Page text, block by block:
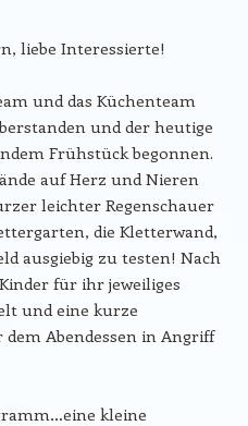
liebe Interessierte!
und das Küchenteam
und der heutige
Frühstück begonnen.
auf Herz und Nieren
leichter Regenschauer
die Kletterwand,
ausgiebig zu testen! Nach
für ihr jeweiliges
und eine kurze
Abendessen in Angriff
kleine